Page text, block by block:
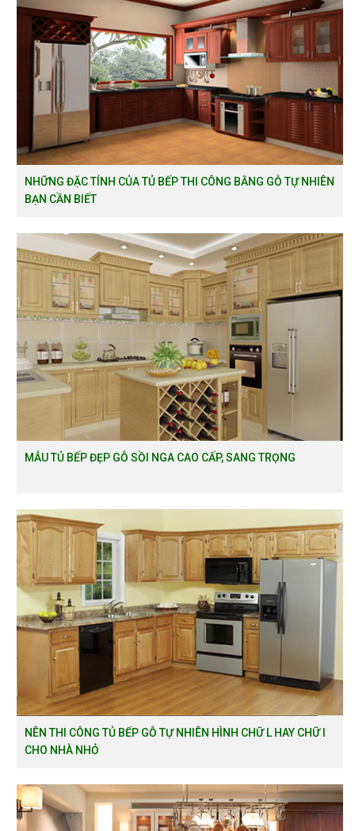
NHỮNG ĐẶC TÍNH CỦA TỦ BẾP THI CÔNG BẰNG GỖ TỰ NHIÊN
BẠN CẦN BIẾT
MẪU TỦ BẾP ĐẸP GỖ SỒI NGA CAO CẤP, SANG TRỌNG
NÊN THI CÔNG TỦ BẾP GỖ TỰ NHIÊN HÌNH CHỮ L HAY CHỮ I
CHO NHÀ NHỎ